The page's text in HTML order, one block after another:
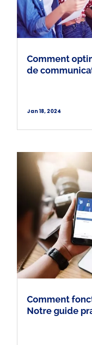
Comment
de
Jan 18, 2024
Comment
Notre guide